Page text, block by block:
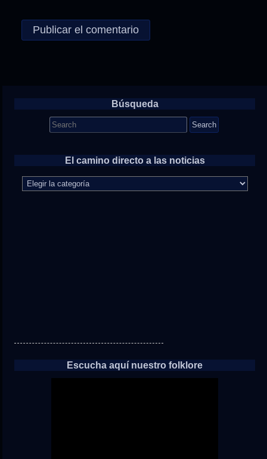
Búsqueda
Search
for:
El camino directo a las noticias
camino
Escucha aquí nuestro folklore